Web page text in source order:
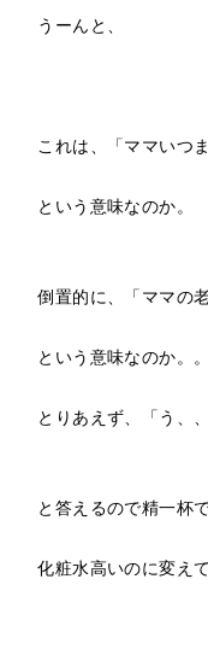
うーんと、
これは、「ママいつ
という意味なのか。
倒置的に、「ママの
という意味なのか。。
とりあえず、「う、
と答えるので精一杯で
化粧水高いのに変え